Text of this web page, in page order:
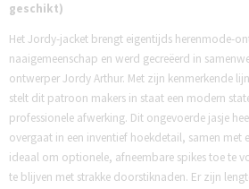
geschikt)
Het Jordy-jacket brengt eigentijds herenmode-
naaigemeenschap en werd gecreëerd in
ontwerper Jordy Arthur. Met zijn kenmerkende
stelt dit patroon makers in staat een modern
professionele afwerking. Dit ongevoerde jasje
overgaat in een inventief hoekdetail, samen met
ideaal om optionele, afneembare spikes toe te
te blijven met strakke doorstiknaden. Er zijn